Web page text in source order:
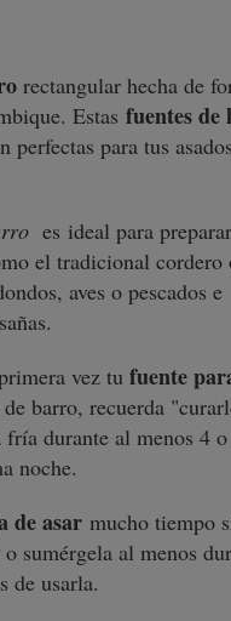
rectangular hecha de
Estas fuentes de
perfectas para tus
es ideal para
el tradicional
aves o pescados e
vez tu fuente
barro, recuerda
fría durante al menos 4
noche.
de asar mucho tiempo
sumérgela al menos
de usarla.